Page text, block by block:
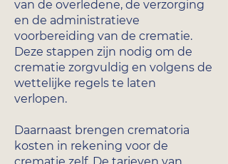
van de overledene, de verzorging
en de administratieve
voorbereiding van de crematie.
Deze stappen zijn nodig om de
crematie zorgvuldig en volgens de
wettelijke regels te laten
verlopen.
Daarnaast brengen crematoria
kosten in rekening voor de